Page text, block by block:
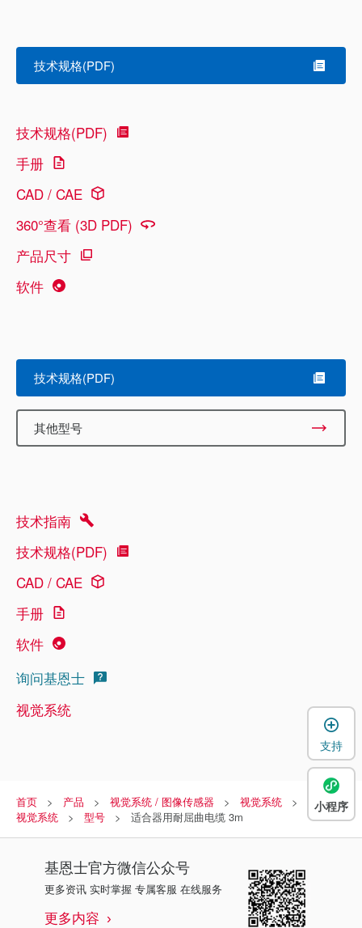
技术规格(PDF)
技术规格(PDF)
手册
CAD / CAE
360°查看 (3D PDF)
产品尺寸
软件
技术规格(PDF)
其他型号
技术指南
技术规格(PDF)
CAD / CAE
手册
软件
询问基恩士
视觉系统
首页 产品 视觉系统 / 图像传感器 视觉系统
超高速
视觉系统
型号 适合器用耐屈曲电缆 3m
基恩士官方微信公众号
更多资讯 实时掌握 专属客服 在线服务
更多内容
支持
小程序